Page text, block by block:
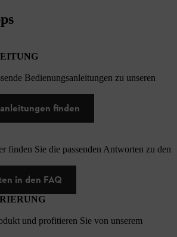
Bedienungsanleitungen zu unseren
finden
finden Sie die passenden Antworten zu den
in den FAQ
und profitieren Sie von unserem